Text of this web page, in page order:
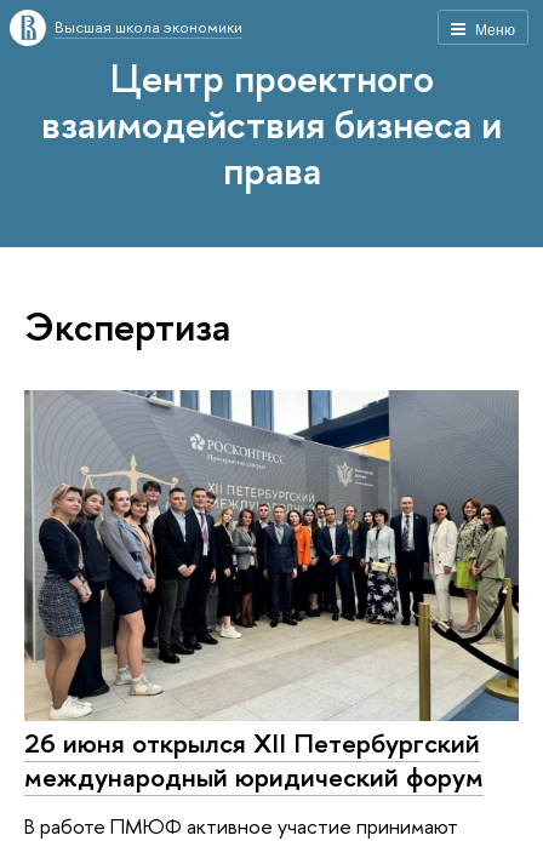
Меню
Высшая школа экономики
Центр проектного
взаимодействия бизнеса и
права
Экспертиза
26 июня открылся ХII Петербургский
международный юридический форум
В работе ПМЮФ активное участие принимают